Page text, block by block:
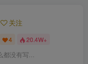
关注
4 20.4W+
都没有写...